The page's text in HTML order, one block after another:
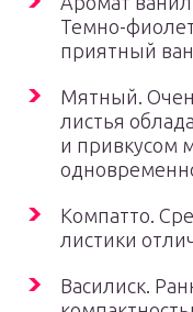
Темно-
приятный
Мятный.
листья
и привкусом
Компатто.
листики
Василиск.